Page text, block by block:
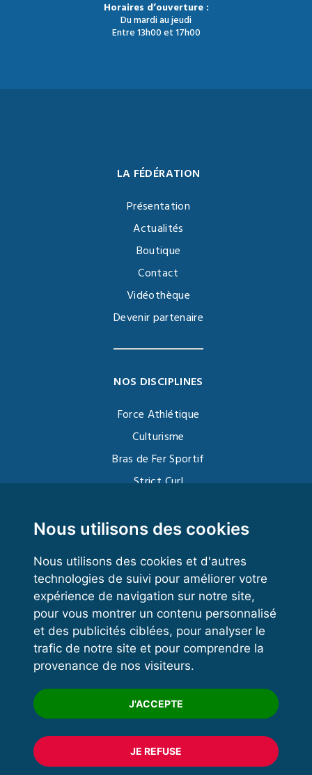
Nous utilisons des cookies
Nous utilisons des cookies et d'autres
technologies de suivi pour améliorer votre
expérience de navigation sur notre site,
pour vous montrer un contenu personnalisé
et des publicités ciblées, pour analyser le
trafic de notre site et pour comprendre la
provenance de nos visiteurs.
J'ACCEPTE
JE REFUSE
Horaires d’ouverture :
Du mardi au jeudi
Entre 13h00 et 17h00
LA FÉDÉRATION
Présentation
Actualités
Boutique
Contact
Vidéothèque
Devenir partenaire
NOS DISCIPLINES
Force Athlétique
Culturisme
Bras de Fer Sportif
Strict Curl
Kettlebell
VOS ESPACES
Espace dirigeant
Espace licencié
Trouver un club
Formation
© 2020 FFFORCE Tous droits réservés